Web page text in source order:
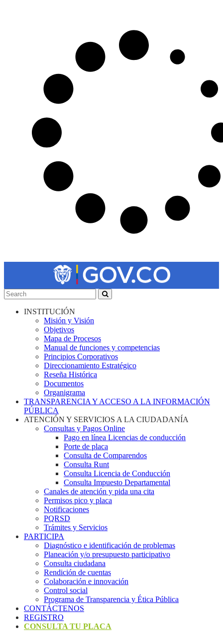
INSTITUCIÓN
Misión y Visión
Objetivos
Mapa de Procesos
Manual de funciones y competencias
Principios Corporativos
Direccionamiento Estratégico
Reseña Histórica
Documentos
Organigrama
TRANSPARENCIA Y ACCESO A LA INFORMACIÓN
PÚBLICA
ATENCIÓN Y SERVICIOS A LA CIUDADANÍA
Consultas y Pagos Online
Pago en línea Licencias de conducción
Porte de placa
Consulta de Comparendos
Consulta Runt
Consulta Licencia de Conducción
Consulta Impuesto Departamental
Canales de atención y pida una cita
Permisos pico y placa
Notificaciones
PQRSD
Trámites y Servicios
PARTICIPA
Diagnóstico e identificación de problemas
Planeación y/o presupuesto participativo​
Consulta ciudadana
Rendición de cuentas
Colaboración e innovación
Control social
Programa de Transparencia y Ética Pública
CONTÁCTENOS
REGISTRO
CONSULTA TU PLACA